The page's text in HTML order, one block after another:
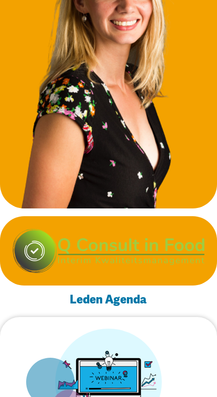
Leden Agenda